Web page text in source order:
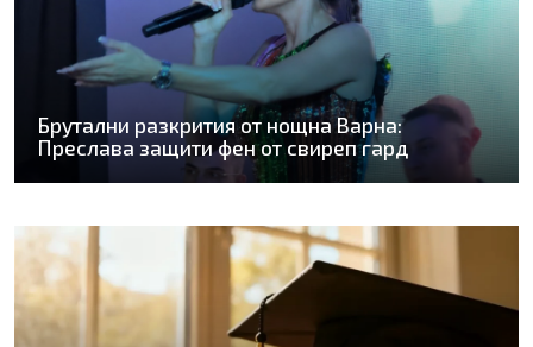
Брутални разкрития от нощна Варна:
Преслава защити фен от свиреп гард